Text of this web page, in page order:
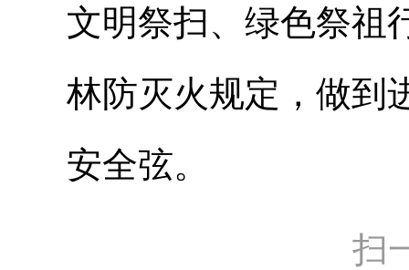
文明祭扫、绿色祭祖
林防灭火规定，做到
安全弦。
扫